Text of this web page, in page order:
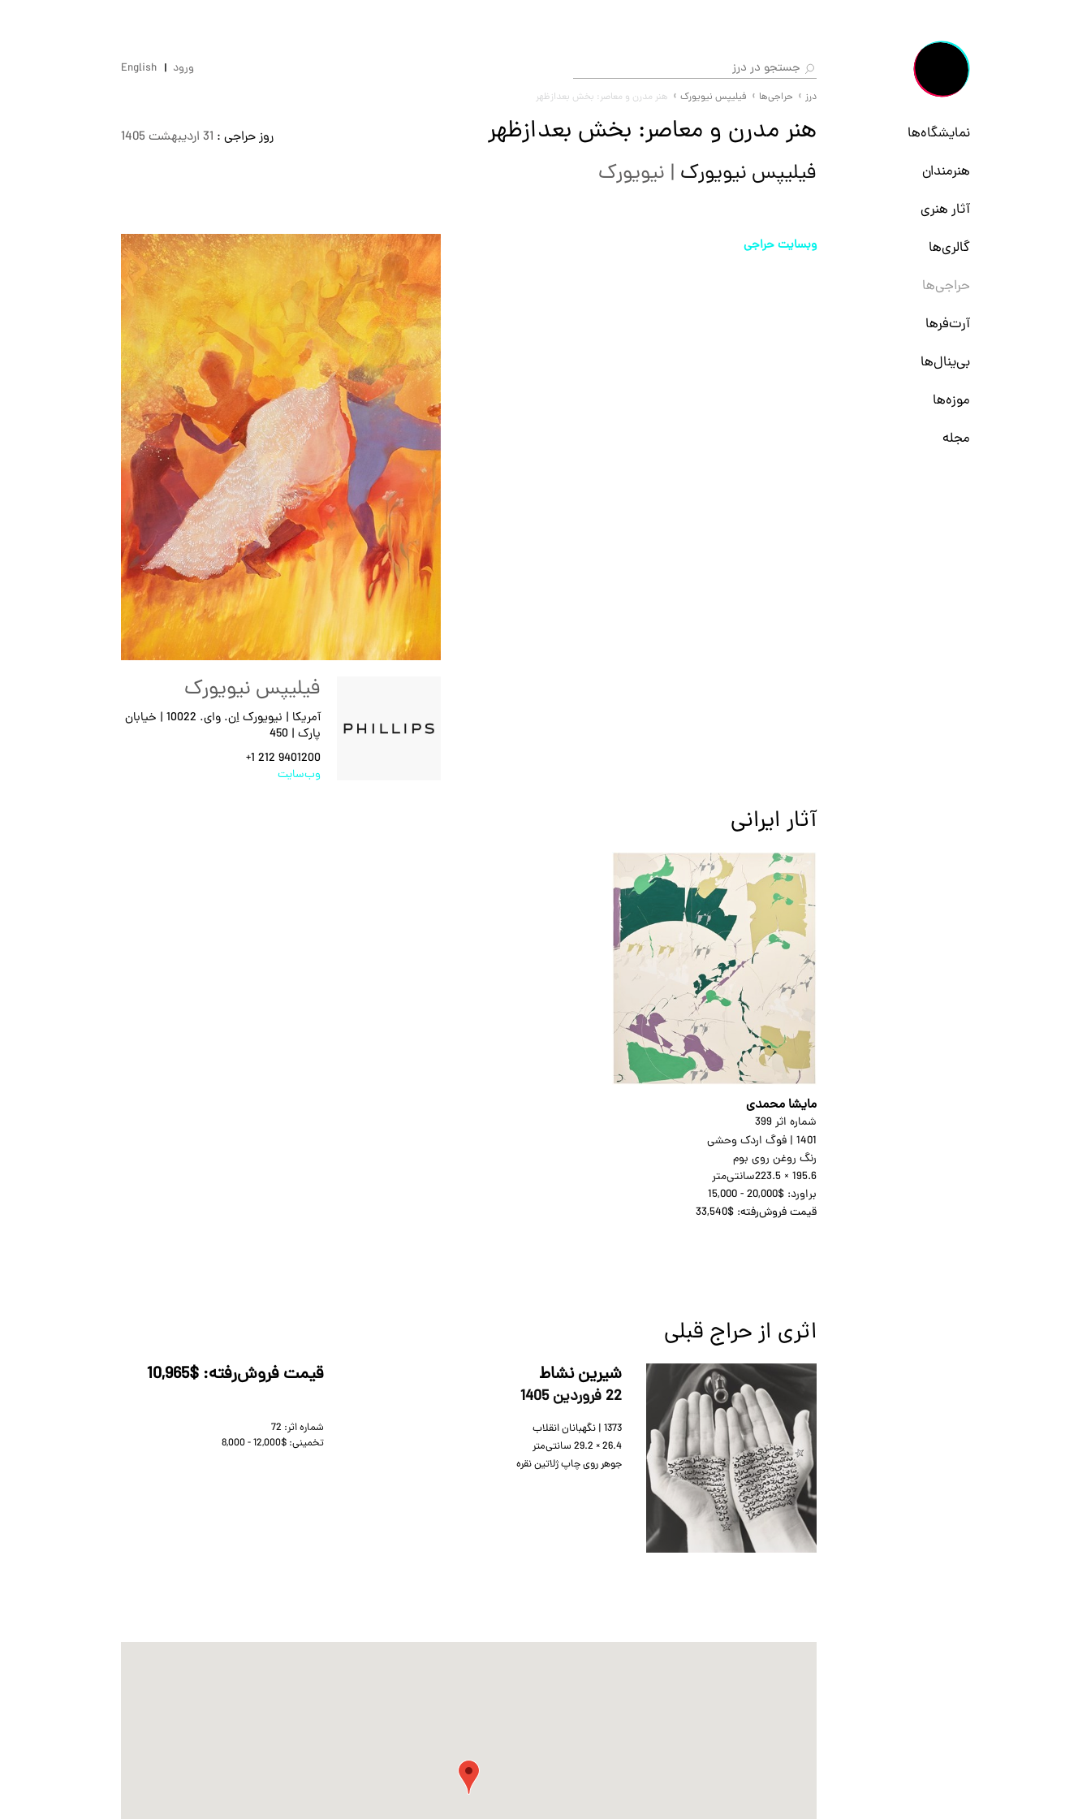
ورود English
نمایشگاه‌ها
هنرمندان
آثار هنری
گالری‌ها
حراجی‌ها
آرت‌فرها
بی‌ینال‌ها
موزه‌ها
مجله
درز حراجی‌ها فیلیپس نیویورک هنر مدرن و معاصر: بخش بعدازظهر
هنر مدرن و معاصر: بخش بعدازظهر
فیلیپس نیویورک | نیویورک
روز حراجی : 31 ارديبهشت 1405
فیلیپس نیویورک
آمریکا | نیویورک اِن. وای. 10022 | خیابان
پارک | 450
+1 212 9401200
وب‌سایت
وبسایت حراجی
آثار ایرانی
مایشا محمدی
شماره اثر 399
1401
| فوگ اردک وحشی
رنگ روغن روی بوم
223.5 × 195.6سانتی‌متر
براورد: 15,000 - 20,000$
قیمت فروش‌رفته: 33,540$
اثری از حراج قبلی
شیرین نشاط
22 فروردين 1405
قیمت فروش‌رفته: 10,965$
1373 | نگهبانان انقلاب
29.2 × 26.4 سانتی‌متر
جوهر روی چاپ ژلاتین نقره
شماره اثر: 72
تخمینی: 8,000 - 12,000$